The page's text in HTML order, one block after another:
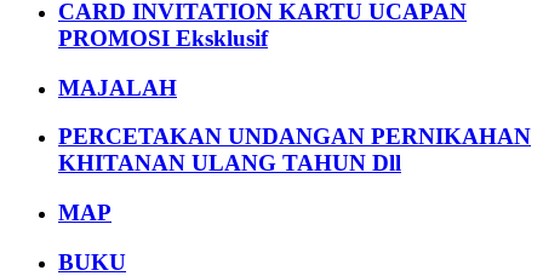
CARD INVITATION KARTU UCAPAN
PROMOSI Eksklusif
MAJALAH
PERCETAKAN UNDANGAN PERNIKAHAN
KHITANAN ULANG TAHUN Dll
MAP
BUKU